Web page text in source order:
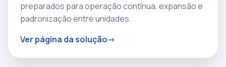
preparados para operação contínua, expansão e
padronização entre unidades.
Ver página da solução